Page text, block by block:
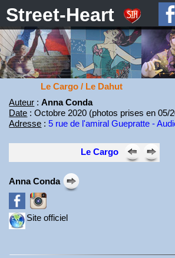
Street-Heart
Le Cargo / Le Dahut
Auteur :Anna Conda
Date : Octobre 2020 (photos prises en 05/
Adresse :5 rue de l'amiral Guepratte -
Le Cargo
Anna Conda
Site officiel